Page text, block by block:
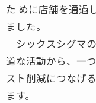
た めに店舗を通過
ました。
シックスシグマ
道な活動から、一
スト削減につなげ
ます。